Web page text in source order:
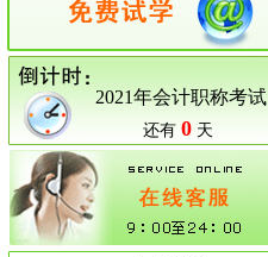
2021年会计职称考试
还有 0 天